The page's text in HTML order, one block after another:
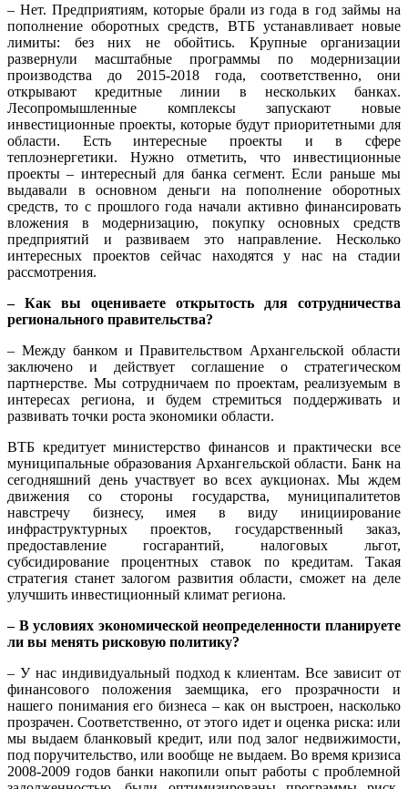
– Нет. Предприятиям, которые брали из года в год займы на
пополнение оборотных средств, ВТБ устанавливает новые
лимиты: без них не обойтись. Крупные организации
развернули масштабные программы по модернизации
производства до 2015-2018 года, соответственно, они
открывают кредитные линии в нескольких банках.
Лесопромышленные комплексы запускают новые
инвестиционные проекты, которые будут приоритетными для
области. Есть интересные проекты и в сфере
теплоэнергетики. Нужно отметить, что инвестиционные
проекты – интересный для банка сегмент. Если раньше мы
выдавали в основном деньги на пополнение оборотных
средств, то с прошлого года начали активно финансировать
вложения в модернизацию, покупку основных средств
предприятий и развиваем это направление. Несколько
интересных проектов сейчас находятся у нас на стадии
рассмотрения.
– Как вы оцениваете открытость для сотрудничества
регионального правительства?
– Между банком и Правительством Архангельской области
заключено и действует соглашение о стратегическом
партнерстве. Мы сотрудничаем по проектам, реализуемым в
интересах региона, и будем стремиться поддерживать и
развивать точки роста экономики области.
ВТБ кредитует министерство финансов и практически все
муниципальные образования Архангельской области. Банк на
сегодняшний день участвует во всех аукционах. Мы ждем
движения со стороны государства, муниципалитетов
навстречу бизнесу, имея в виду инициирование
инфраструктурных проектов, государственный заказ,
предоставление госгарантий, налоговых льгот,
субсидирование процентных ставок по кредитам. Такая
стратегия станет залогом развития области, сможет на деле
улучшить инвестиционный климат региона.
– В условиях экономической неопределенности планируете
ли вы менять рисковую политику?
– У нас индивидуальный подход к клиентам. Все зависит от
финансового положения заемщика, его прозрачности и
нашего понимания его бизнеса – как он выстроен, насколько
прозрачен. Соответственно, от этого идет и оценка риска: или
мы выдаем бланковый кредит, или под залог недвижимости,
под поручительство, или вообще не выдаем. Во время кризиса
2008-2009 годов банки накопили опыт работы с проблемной